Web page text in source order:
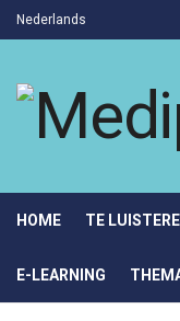
Nederlands
HOME TE
E-LEARNING